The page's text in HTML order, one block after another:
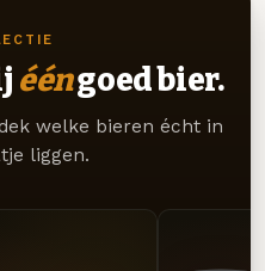
ééngoed bier.
welke bieren écht in
liggen.